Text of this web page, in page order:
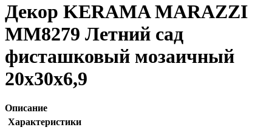
Декор KERAMA MARAZZI
MM8279 Летний сад
фисташковый мозаичный
20х30х6,9
Описание
Характеристики